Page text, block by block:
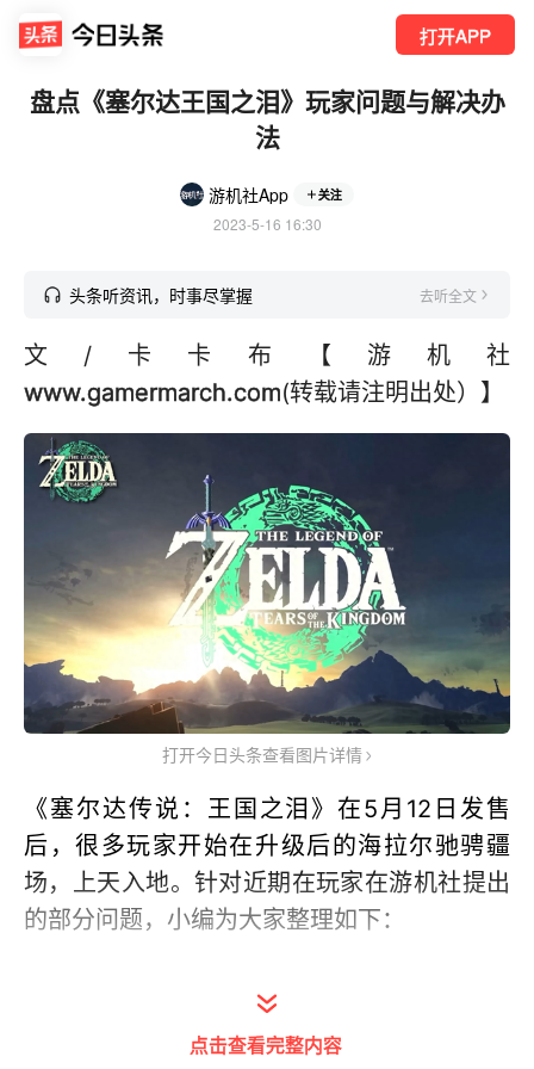
打开APP
盘点《塞尔达王国之泪》玩家问题与解决办
法
游机社App 关注
2023-5-16 16:30
头条听资讯，时事尽掌握 去听全文
文/卡卡布【游机社
www.gamermarch.com(转载请注明出处）】
打开今日头条查看图片详情
《塞尔达传说：王国之泪》在5月12日发售
后，很多玩家开始在升级后的海拉尔驰骋疆
场，上天入地。针对近期在玩家在游机社提出
的部分问题，小编为大家整理如下：
Q：新手，前期升级增加血量还是加精力？
点击查看完整内容